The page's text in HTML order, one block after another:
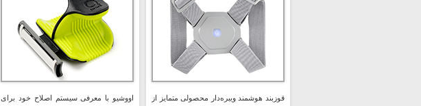
قوزبند هوشمند ویبره‌دار محصولی متمایز از
اووشیو با معرفی سیستم اصلاح خود برای